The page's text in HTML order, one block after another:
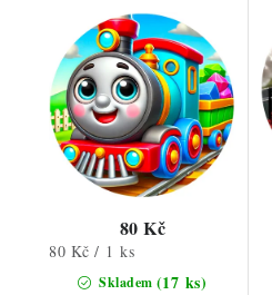
Skladem (17 ks)
80 Kč
Měrná
cena:
80 Kč / 1 ks